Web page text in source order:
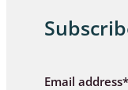
Email address*